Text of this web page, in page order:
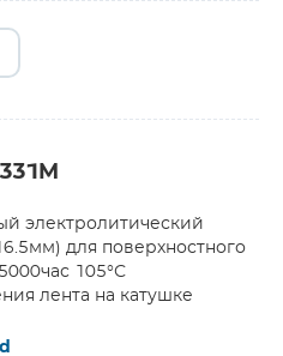
электролитический
для поверхностного
105°С
лента на катушке